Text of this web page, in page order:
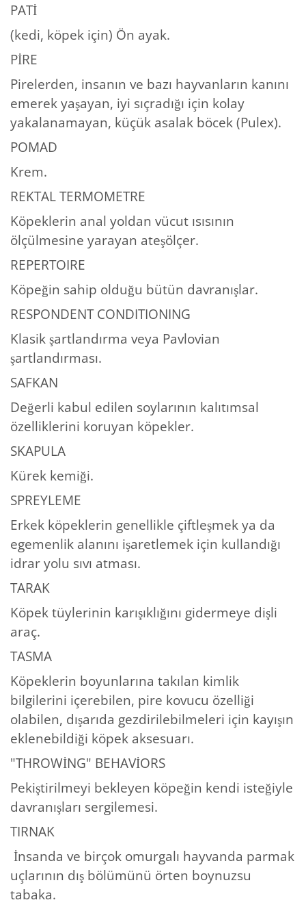
PATİ
(kedi, köpek için) Ön ayak.
PİRE
Pirelerden, insanın ve bazı hayvanların kanını
emerek yaşayan, iyi sıçradığı için kolay
yakalanamayan, küçük asalak böcek (Pulex).
POMAD
Krem.
REKTAL TERMOMETRE
Köpeklerin anal yoldan vücut ısısının
ölçülmesine yarayan ateşölçer.
REPERTOIRE
Köpeğin sahip olduğu bütün davranışlar.
RESPONDENT CONDITIONING
Klasik şartlandırma veya Pavlovian
şartlandırması.
SAFKAN
Değerli kabul edilen soylarının kalıtımsal
özelliklerini koruyan köpekler.
SKAPULA
Kürek kemiği.
SPREYLEME
Erkek köpeklerin genellikle çiftleşmek ya da
egemenlik alanını işaretlemek için kullandığı
idrar yolu sıvı atması.
TARAK
Köpek tüylerinin karışıklığını gidermeye dişli
araç.
TASMA
Köpeklerin boyunlarına takılan kimlik
bilgilerini içerebilen, pire kovucu özelliği
olabilen, dışarıda gezdirilebilmeleri için kayışın
eklenebildiği köpek aksesuarı.
"THROWİNG" BEHAVİORS
Pekiştirilmeyi bekleyen köpeğin kendi isteğiyle
davranışları sergilemesi.
TIRNAK
İnsanda ve birçok omurgalı hayvanda parmak
uçlarının dış bölümünü örten boynuzsu
tabaka.